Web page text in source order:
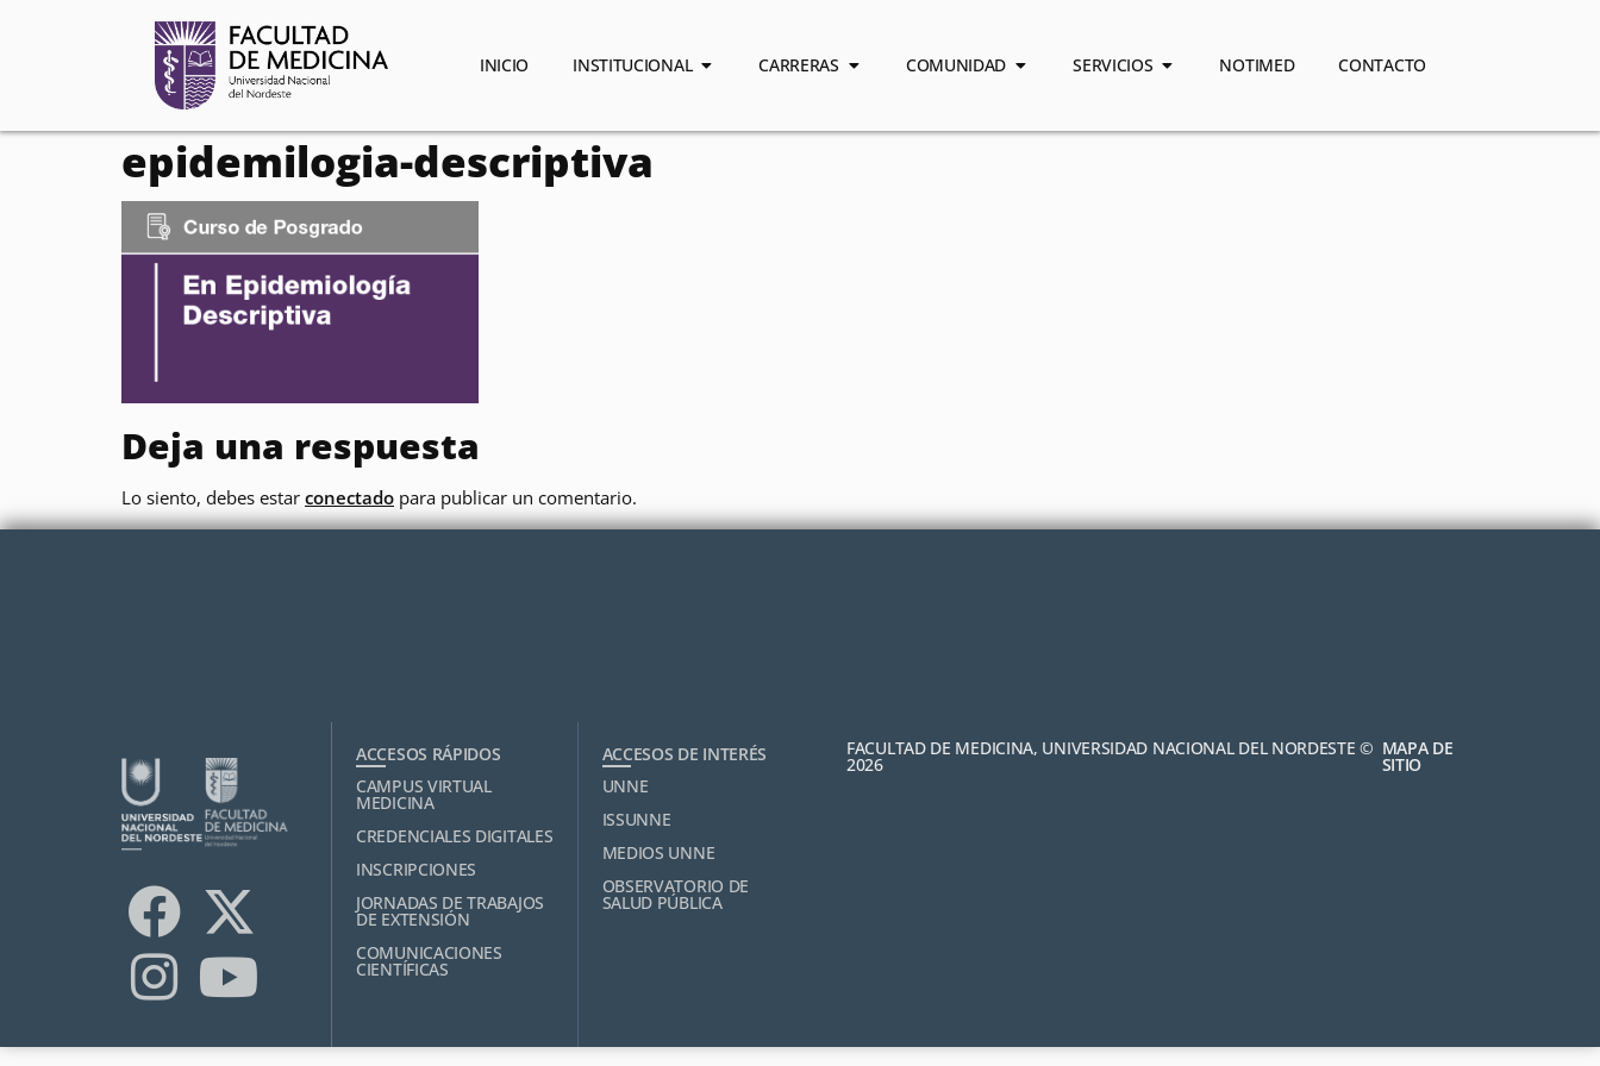
INICIO INSTITUCIONAL CARRERAS COMUNIDAD SERVICIOS NOTIMED CONTACTO
epidemilogia-descriptiva
Deja una respuesta
Lo siento, debes estar conectado para publicar un comentario.
ACCESOS RÁPIDOS
CAMPUS VIRTUAL
MEDICINA
CREDENCIALES DIGITALES
INSCRIPCIONES
JORNADAS DE TRABAJOS
DE EXTENSIÓN
COMUNICACIONES
CIENTÍFICAS
ACCESOS DE INTERÉS
UNNE
ISSUNNE
MEDIOS UNNE
OBSERVATORIO DE
SALUD PÚBLICA
FACULTAD DE MEDICINA, UNIVERSIDAD NACIONAL DEL NORDESTE ©
2026
MAPA DE
SITIO